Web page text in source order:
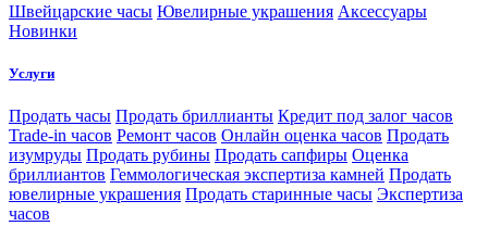
Швейцарские часы Ювелирные украшения Аксессуары
Новинки
Услуги
Продать часы Продать бриллианты Кредит под залог часов
Trade-in часов Ремонт часов Онлайн оценка часов Продать
изумруды Продать рубины Продать сапфиры Оценка
бриллиантов Геммологическая экспертиза камней Продать
ювелирные украшения Продать старинные часы Экспертиза
часов